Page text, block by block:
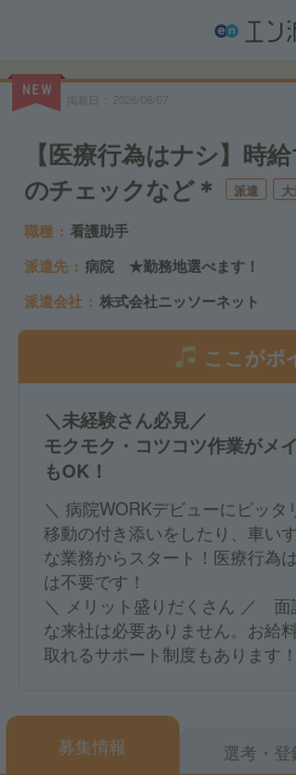
NEW
【医療行為はナシ】時
のチェックなど＊
派遣
職種
看護助手
派遣先
病院 ★勤務地選べます！
派遣会社
株式会社ニッソーネット
ここがポ
＼未経験さん必見／
モクモク・コツコツ作業がメ
もOK！
＼ 病院WORKデビューにピッ
移動の付き添いをしたり、車い
な業務からスタート！医療行為
は不要です！
＼ メリット盛りだくさん ／ 面
な来社は必要ありません。お給
取れるサポート制度もあります！
募集情報 選考・登